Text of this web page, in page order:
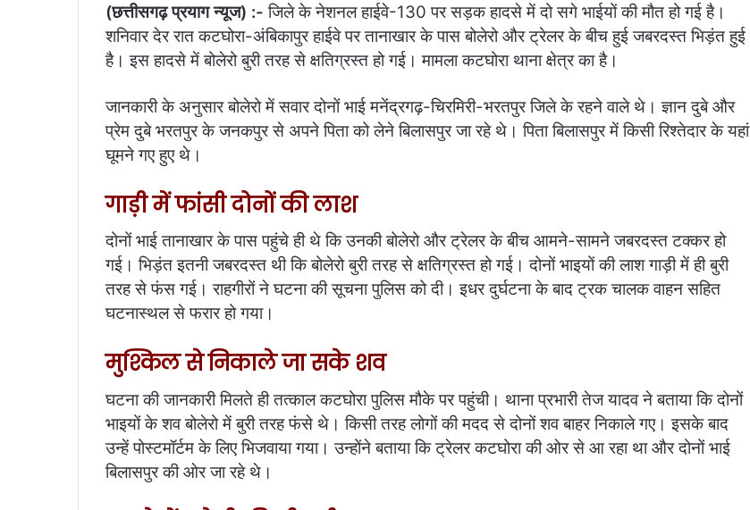
(छत्तीसगढ़ प्रयाग न्यूज) :- जिले के नेशनल हाईवे-130 पर सड़क हादसे में दो सगे भाईयों की मौत हो गई है।
शनिवार देर रात कटघोरा-अंबिकापुर हाईवे पर तानाखार के पास बोलेरो और ट्रेलर के बीच हुई जबरदस्त भिड़ंत हुई
है। इस हादसे में बोलेरो बुरी तरह से क्षतिग्रस्त हो गई। मामला कटघोरा थाना क्षेत्र का है।
जानकारी के अनुसार बोलेरो में सवार दोनों भाई मनेंद्रगढ़-चिरमिरी-भरतपुर जिले के रहने वाले थे। ज्ञान दुबे और
प्रेम दुबे भरतपुर के जनकपुर से अपने पिता को लेने बिलासपुर जा रहे थे। पिता बिलासपुर में किसी रिश्तेदार के यहां
घूमने गए हुए थे।
गाड़ी में फांसी दोनों की लाश
दोनों भाई तानाखार के पास पहुंचे ही थे कि उनकी बोलेरो और ट्रेलर के बीच आमने-सामने जबरदस्त टक्कर हो
गई। भिड़ंत इतनी जबरदस्त थी कि बोलेरो बुरी तरह से क्षतिग्रस्त हो गई। दोनों भाइयों की लाश गाड़ी में ही बुरी
तरह से फंस गई। राहगीरों ने घटना की सूचना पुलिस को दी। इधर दुर्घटना के बाद ट्रक चालक वाहन सहित
घटनास्थल से फरार हो गया।
मुश्किल से निकाले जा सके शव
घटना की जानकारी मिलते ही तत्काल कटघोरा पुलिस मौके पर पहुंची। थाना प्रभारी तेज यादव ने बताया कि दोनों
भाइयों के शव बोलेरो में बुरी तरह फंसे थे। किसी तरह लोगों की मदद से दोनों शव बाहर निकाले गए। इसके बाद
उन्हें पोस्टमॉर्टम के लिए भिजवाया गया। उन्होंने बताया कि ट्रेलर कटघोरा की ओर से आ रहा था और दोनों भाई
बिलासपुर की ओर जा रहे थे।